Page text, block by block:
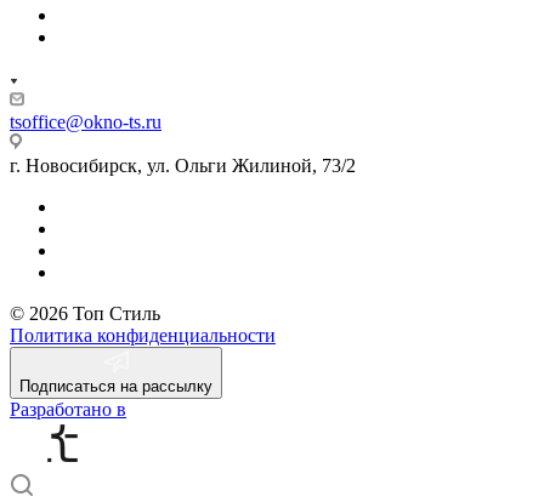
tsoffice@okno-ts.ru
г. Новосибирск, ул. Ольги Жилиной, 73/2
© 2026 Топ Стиль
Политика конфиденциальности
Подписаться на рассылку
Разработано в